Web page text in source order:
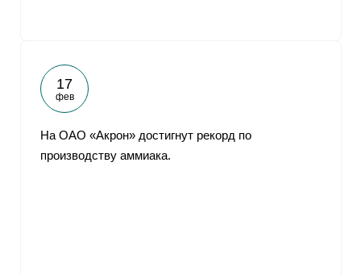
17
фев
На ОАО «Акрон» достигнут рекорд по
производству аммиака.